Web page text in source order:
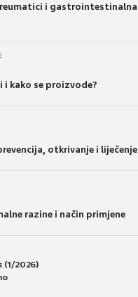
i gastrointestinalna
kako se proizvode?
otkrivanje i liječenje
razine i način primjene
(1/2026)